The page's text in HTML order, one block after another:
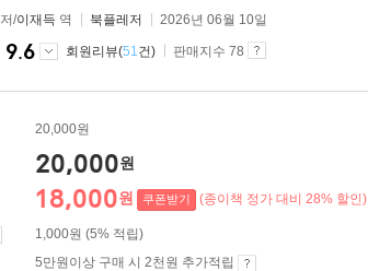
저/이재득 역 북플레저 2026년 06월 10일
9.6 회원리뷰(51건) 판매지수 78
20,000원
20,000원
18,000원 쿠폰받기 (종이책 정가 대비 28% 할인)
1,000원 (5% 적립)
5만원이상 구매 시 2천원 추가적립